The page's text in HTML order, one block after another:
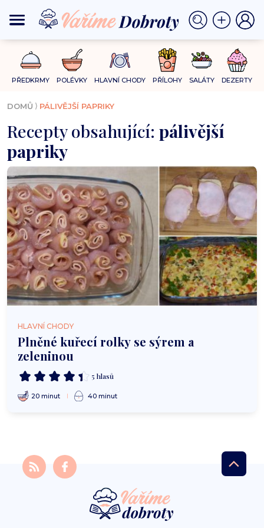
PŘEDKRMY POLÉVKY HLAVNÍ CHODY PŘÍLOHY SALÁTY DEZERTY
DOMŮ ⟩ PÁLIVĚJŠÍ PAPRIKY
Recepty obsahující: pálivější
papriky
HLAVNÍ CHODY
Plněné kuřecí rolky se sýrem a
zeleninou
5 hlasů
20 minut 40 minut